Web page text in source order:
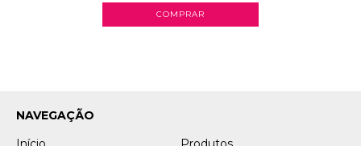
COMPRAR
NAVEGAÇÃO